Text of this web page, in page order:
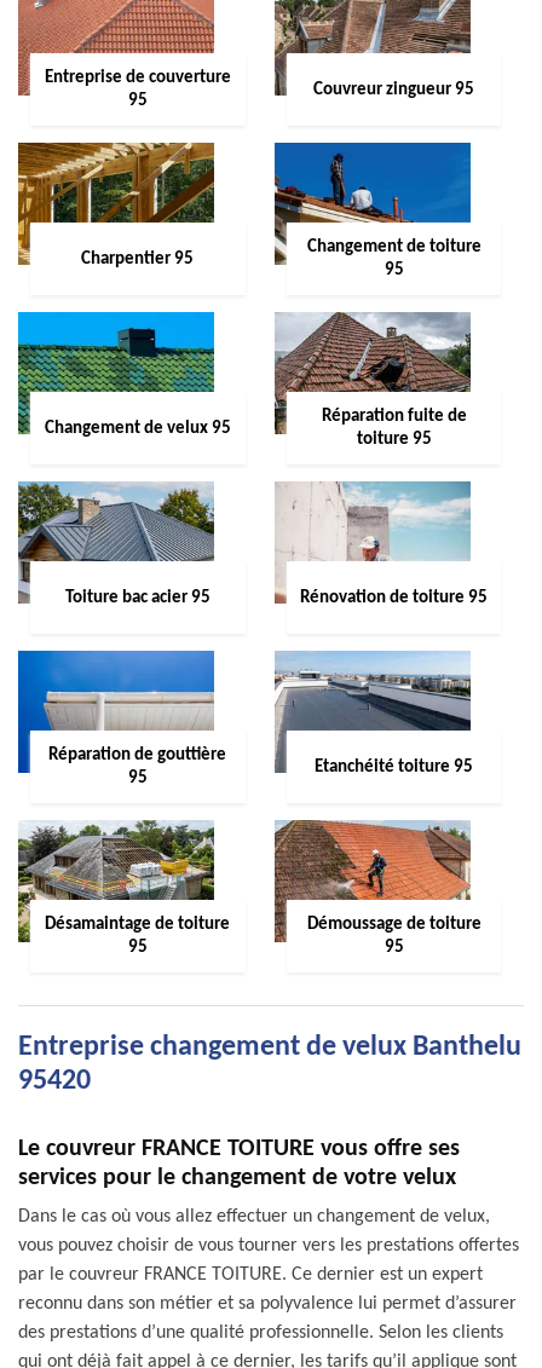
Entreprise de couverture
95
Couvreur zingueur 95
Charpentier 95
Changement de toiture
95
Changement de velux 95
Réparation fuite de
toiture 95
Toiture bac acier 95 Rénovation de toiture 95
Réparation de gouttière
95
Etanchéité toiture 95
Désamaintage de toiture
95
Démoussage de toiture
95
Entreprise changement de velux Banthelu
95420
Le couvreur FRANCE TOITURE vous offre ses
services pour le changement de votre velux
Dans le cas où vous allez effectuer un changement de velux,
vous pouvez choisir de vous tourner vers les prestations offertes
par le couvreur FRANCE TOITURE. Ce dernier est un expert
reconnu dans son métier et sa polyvalence lui permet d’assurer
des prestations d’une qualité professionnelle. Selon les clients
qui ont déjà fait appel à ce dernier, les tarifs qu’il applique sont